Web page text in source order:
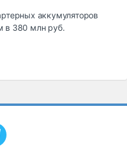
аккумуляторов
в 380 млн руб.